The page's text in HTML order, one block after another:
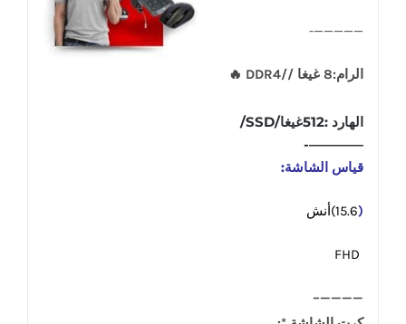
—————-
الرام:8 غيغا //DDR4 🔥
الهارد :512غيغا/SSD/
————-
قياس الشاشة:
(15.6)أنش
————–